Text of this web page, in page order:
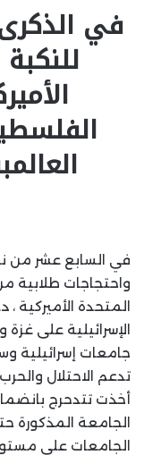
في
في السابع عشر من
واحتجاجات طلابية
المتحدة الأميركية
الإسرائيلية على
جامعات إسرائيلية
تدعم الاحتلال
أخذت تتدحرج
الجامعة المذكورة
الجامعات على